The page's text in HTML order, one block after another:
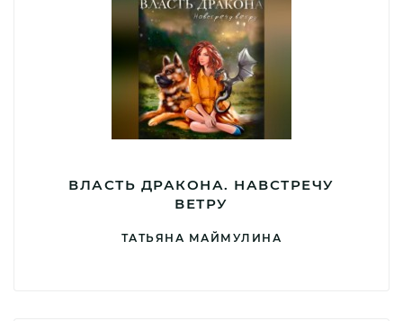
ВЛАСТЬ ДРАКОНА. НАВСТРЕЧУ
ВЕТРУ
ТАТЬЯНА МАЙМУЛИНА